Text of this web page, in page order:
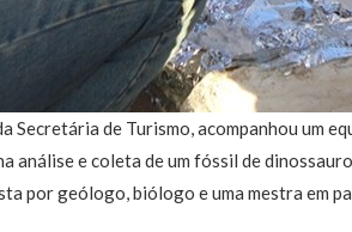
Secretária de Turismo, acompanhou um
análise e coleta de um fóssil de
por geólogo, biólogo e uma mestra em